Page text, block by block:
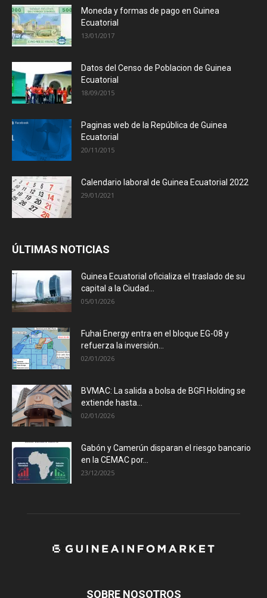
Moneda y formas de pago en Guinea
Ecuatorial
13/01/2017
Datos del Censo de Poblacion de Guinea
Ecuatorial
18/09/2015
Paginas web de la República de Guinea
Ecuatorial
20/11/2015
Calendario laboral de Guinea Ecuatorial 2022
29/01/2021
ÚLTIMAS NOTICIAS
Guinea Ecuatorial oficializa el traslado de su
capital a la Ciudad...
05/01/2026
Fuhai Energy entra en el bloque EG-08 y
refuerza la inversión...
02/01/2026
BVMAC: La salida a bolsa de BGFI Holding se
extiende hasta...
02/01/2026
Gabón y Camerún disparan el riesgo bancario
en la CEMAC por...
23/12/2025
SOBRE NOSOTROS